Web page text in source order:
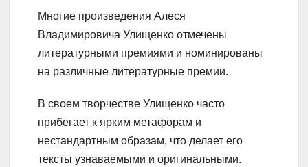
Многие произведения Алеся
Владимировича Улищенко отмечены
литературными премиями и номинированы
на различные литературные премии.
В своем творчестве Улищенко часто
прибегает к ярким метафорам и
нестандартным образам, что делает его
тексты узнаваемыми и оригинальными.